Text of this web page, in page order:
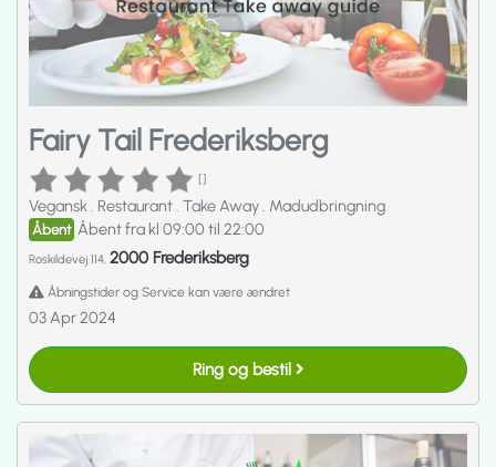
Fairy Tail Frederiksberg
[]
Vegansk. Restaurant. Take Away. Madudbringning
Åbent Åbent fra kl 09:00 til 22:00
Roskildevej 114, 2000 Frederiksberg
Åbningstider og Service kan være ændret
03 Apr 2024
Ring og bestil